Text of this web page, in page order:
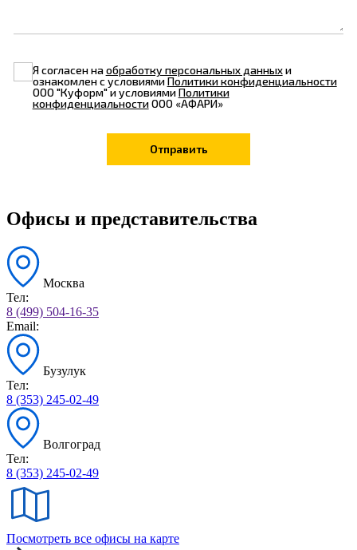
Я согласен наобработку персональных данныхи
ознакомлен с условиямиПолитики конфиденциальности
ООО "Куформ" и условиямиПолитики
конфиденциальностиООО «АФАРИ»
Офисы и представительства
Москва
Тел:
8 (499) 504-16-35
Email:
Бузулук
Тел:
8 (353) 245-02-49
Волгоград
Тел:
8 (353) 245-02-49
Посмотреть все офисы на карте